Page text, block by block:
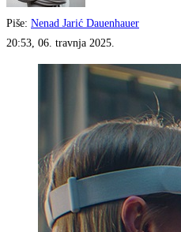
Piše: Nenad Jarić Dauenhauer
20:53, 06. travnja 2025.